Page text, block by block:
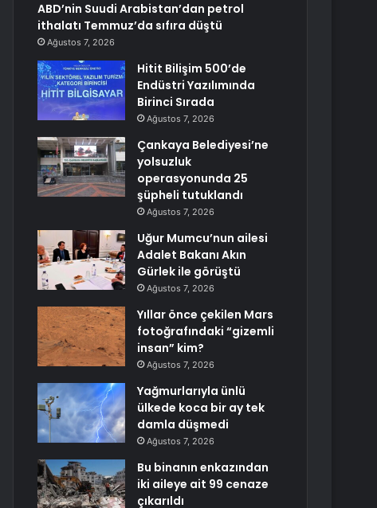
ABD’nin Suudi Arabistan’dan petrol
ithalatı Temmuz’da sıfıra düştü
Ağustos 7, 2026
Hitit Bilişim 500’de
Endüstri Yazılımında
Birinci Sırada
Ağustos 7, 2026
Çankaya Belediyesi’ne
yolsuzluk
operasyonunda 25
şüpheli tutuklandı
Ağustos 7, 2026
Uğur Mumcu’nun ailesi
Adalet Bakanı Akın
Gürlek ile görüştü
Ağustos 7, 2026
Yıllar önce çekilen Mars
fotoğrafındaki “gizemli
insan” kim?
Ağustos 7, 2026
Yağmurlarıyla ünlü
ülkede koca bir ay tek
damla düşmedi
Ağustos 7, 2026
Bu binanın enkazından
iki aileye ait 99 cenaze
çıkarıldı